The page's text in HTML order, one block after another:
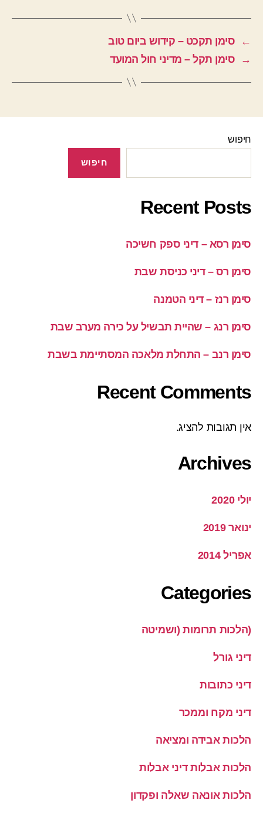
←
סימן תקכט – קידוש ביום טוב
→
סימן תקל – מדיני חול המועד
חיפוש
חיפוש
Recent Posts
סימן רסא – דיני ספק חשיכה
סימן רס – דיני כניסת שבת
סימן רנז – דיני הטמנה
סימן רנג – שהיית תבשיל על כירה מערב שבת
סימן רנב – התחלת מלאכה המסתיימת בשבת
Recent Comments
אין תגובות להציג.
Archives
יולי 2020
ינואר 2019
אפריל 2014
Categories
(הלכות תרומות (ושמיטה
דיני גורל
דיני כתובות
דיני מקח וממכר
הלכות אבידה ומציאה
הלכות אבלות דיני אבלות
הלכות אונאה שאלה ופקדון